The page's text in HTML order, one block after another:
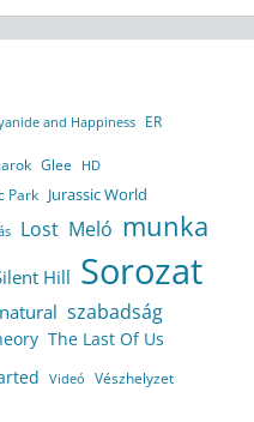
and Happiness ER
Glee HD
Park Jurassic World
Lost Meló munka
Hill Sorozat
szabadság
The Last Of Us
Videó Vészhelyzet